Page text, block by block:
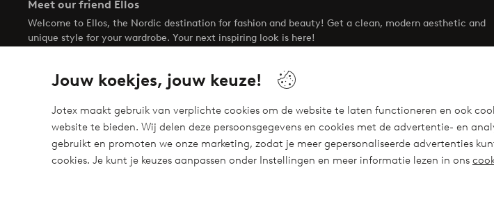
Jouw koekjes, jouw keuze!
Jotex maakt gebruik van verplichte cookies om de website te laten functioneren en ook
website te bieden. Wij delen deze persoonsgegevens en cookies met de advertentie- en
gebruikt en promoten we onze marketing, zodat je meer gepersonaliseerde advertenties
cookies. Je kunt je keuzes aanpassen onder Instellingen en meer informatie lezen in ons
Meet our friend Ellos
Welcome to Ellos, the Nordic destination for fashion and beauty! Get a clean, modern aesthetic and
unique style for your wardrobe. Your next inspiring look is here!
Veilig betalen - Nu betalen of opsplitsen
Wil je meer weten over